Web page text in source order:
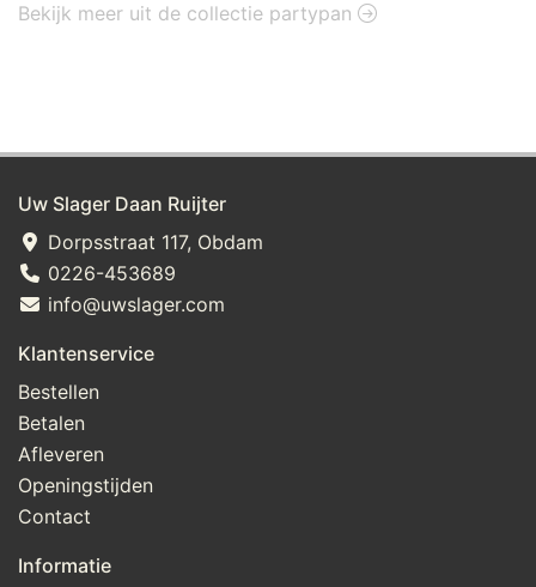
Bekijk meer uit de collectie partypan
Uw Slager Daan Ruijter
Dorpsstraat 117, Obdam
0226-453689
info@uwslager.com
Klantenservice
Bestellen
Betalen
Afleveren
Openingstijden
Contact
Informatie